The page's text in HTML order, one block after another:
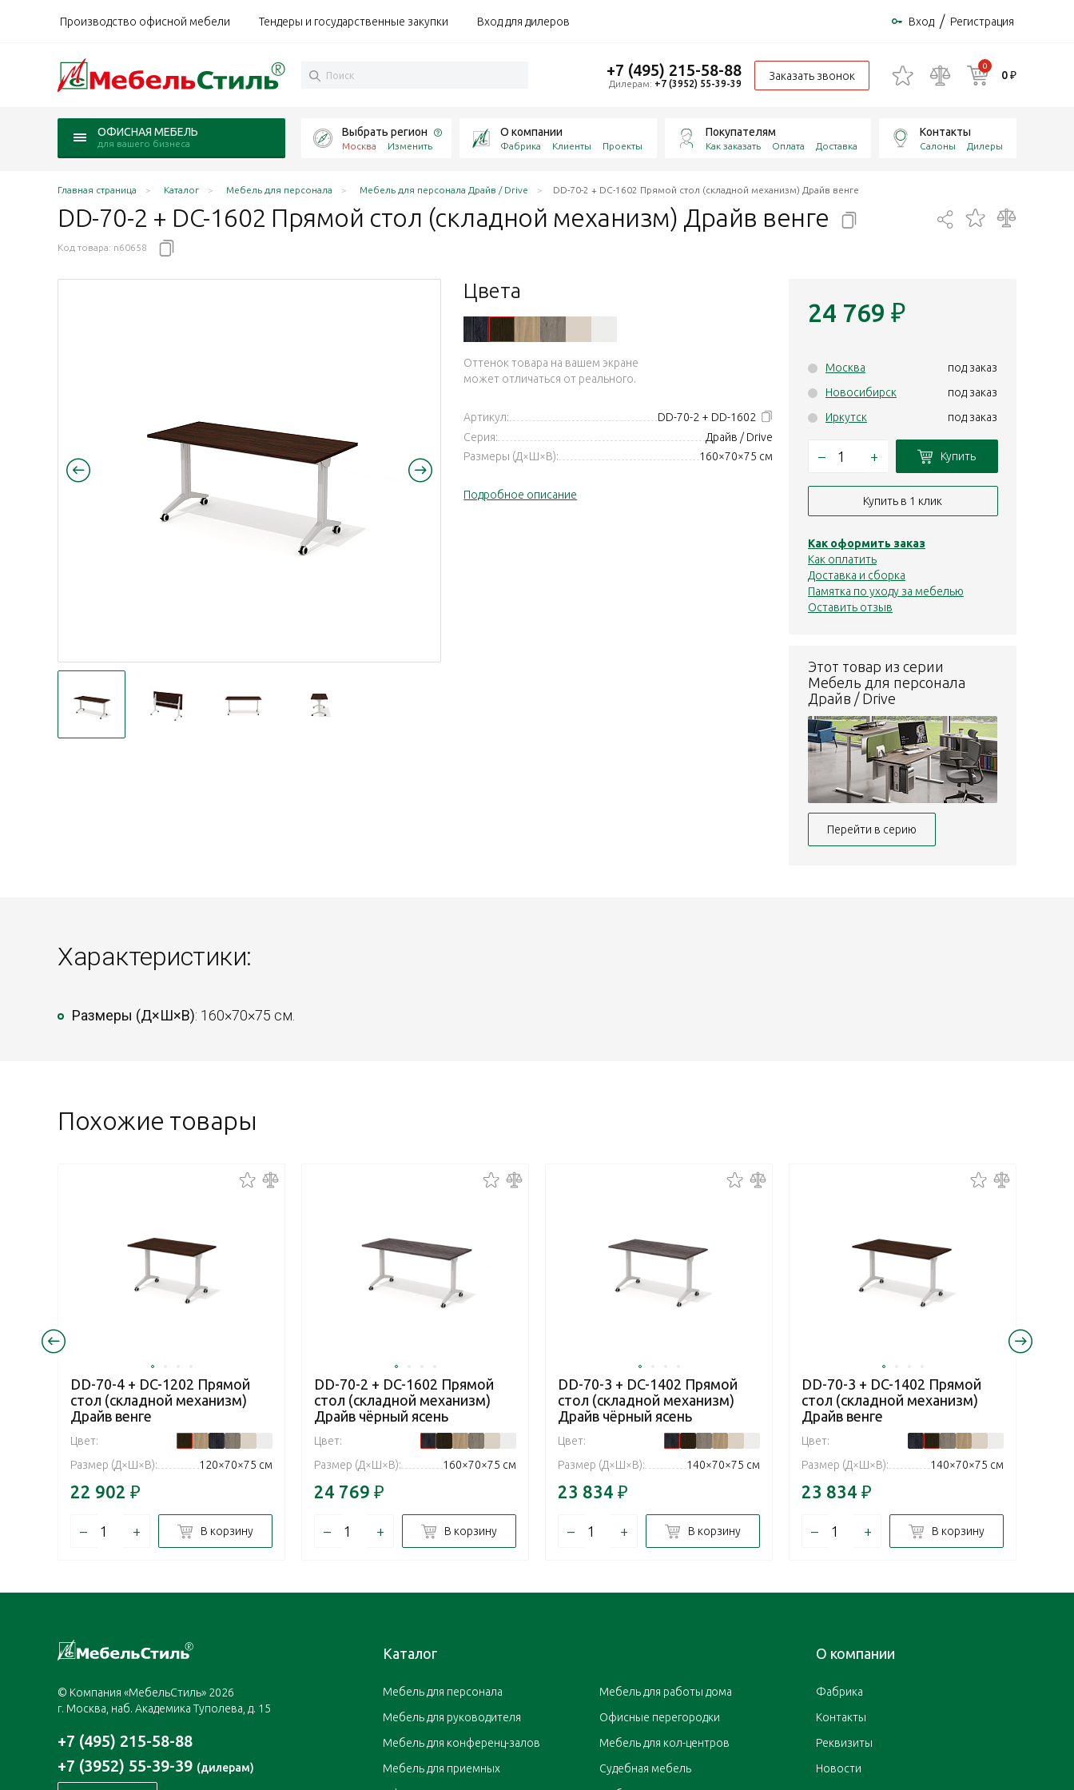
Производство офисной мебели Тендеры и государственные закупки Вход для дилеров Вход / Регистрация
+7 (495) 215-58-88
Дилерам: +7 (3952) 55-39-39
Заказать звонок
0
0 ₽
ОФИСНАЯ МЕБЕЛЬ
для вашего бизнеса
Выбрать регион
Москва Изменить
О компании
Фабрика Клиенты Проекты
Покупателям
Как заказать Оплата Доставка
Контакты
Салоны Дилеры
Главная страница Каталог Мебель для персонала Мебель для персонала Драйв / Drive DD-70-2 + DC-1602 Прямой стол (складной механизм) Драйв венге
DD-70-2 + DC-1602 Прямой стол (складной механизм) Драйв венге
Код товара: n60658
Цвета
Оттенок товара на вашем экране
может отличаться от реального.
Артикул:
DD-70-2 + DD-1602
Серия:
Драйв / Drive
Размеры (Д×Ш×В):
160×70×75 см
Подробное описание
24 769 ₽
Москва
под заказ
Новосибирск
под заказ
Иркутск
под заказ
– + Купить
Купить в 1 клик
Как оформить заказ
Как оплатить
Доставка и сборка
Памятка по уходу за мебелью
Оставить отзыв
Этот товар из серии
Мебель для персонала
Драйв / Drive
Перейти в серию
Характеристики:
Размеры (Д×Ш×В): 160×70×75 см.
Похожие товары
DD-70-4 + DC-1202 Прямой
стол (складной механизм)
Драйв венге
Цвет:
Размер (Д×Ш×В):
120×70×75 см
22 902 ₽
– + В корзину
DD-70-2 + DC-1602 Прямой
стол (складной механизм)
Драйв чёрный ясень
Цвет:
Размер (Д×Ш×В):
160×70×75 см
24 769 ₽
– + В корзину
DD-70-3 + DC-1402 Прямой
стол (складной механизм)
Драйв чёрный ясень
Цвет:
Размер (Д×Ш×В):
140×70×75 см
23 834 ₽
– + В корзину
DD-70-3 + DC-1402 Прямой
стол (складной механизм)
Драйв венге
Цвет:
Размер (Д×Ш×В):
140×70×75 см
23 834 ₽
– + В корзину
© Компания «МебельСтиль» 2026
г. Москва, наб. Академика Туполева, д. 15
+7 (495) 215-58-88
+7 (3952) 55-39-39 (дилерам)
Каталог
Мебель для персонала
Мебель для руководителя
Мебель для конференц-залов
Мебель для приемных
Мебель для работы дома
Офисные перегородки
Мебель для кол-центров
Судебная мебель
О компании
Фабрика
Контакты
Реквизиты
Новости